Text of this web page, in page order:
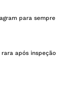
para sempre
após inspeção